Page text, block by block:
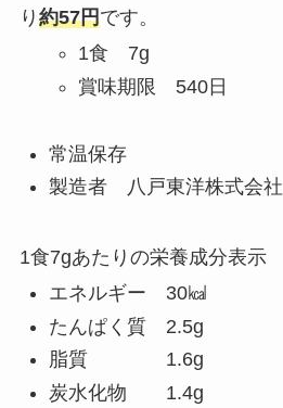
り 約57円です。
1食 7g
賞味期限 540日
常温保存
製造者 八戸東洋株式会社
1食7gあたりの栄養成分表示
エネルギー 30㎉
たんぱく質 2.5g
脂質 1.6g
炭水化物 1.4g